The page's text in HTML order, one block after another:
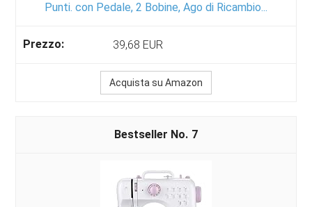
Punti. con Pedale, 2 Bobine, Ago di Ricambio...
39,68 EUR
Acquista su Amazon
7